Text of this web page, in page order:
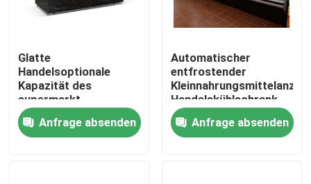
Haus
Produkte
Glatte
Handelsoptionale
Kapazität des
supermarkt-
Kühlschrank-R22
150WAnfrage absenden
Automatischer
entfrostender
Handelskühlschrank
für Supermarkt
Anfrage absenden